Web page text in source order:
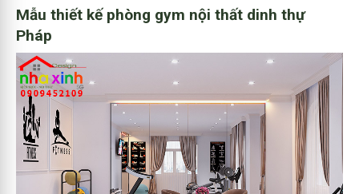
Mẫu thiết kế phòng gym nội thất dinh thự
Pháp